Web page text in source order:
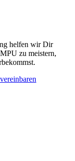
helfen wir Dir
zu meistern,